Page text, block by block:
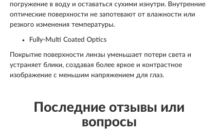
погружение в воду и оставаться сухими изнутри. Внутренние
оптические поверхности не запотевают от влажности или
резкого изменения температуры.
Fully-Multi Coated Optics
Покрытие поверхности линзы уменьшает потери света и
устраняет блики, создавая более яркое и контрастное
изображение с меньшим напряжением для глаз.
Последние отзывы или
вопросы